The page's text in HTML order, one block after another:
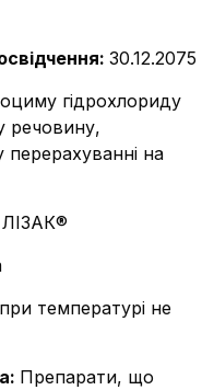
: 30.12.2075
гідрохлориду
речовину,
перерахуванні на
ЛІЗАК®
температурі не
: Препарати, що